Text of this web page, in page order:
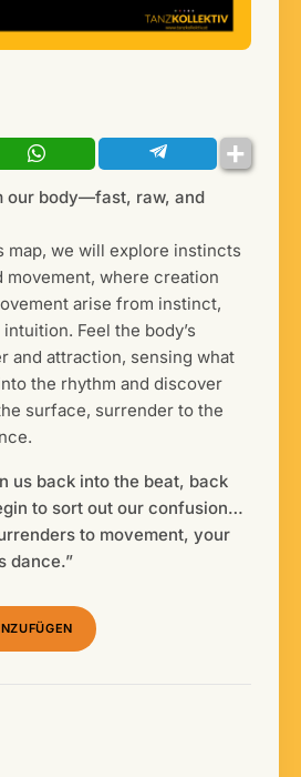
our body—fast, raw, and
map, we will explore instincts
movement, where creation
arise from instinct,
Feel the body’s
and attraction, sensing what
the rhythm and discover
surface, surrender to the
us back into the beat, back
to sort out our confusion…
to movement, your
dance.”